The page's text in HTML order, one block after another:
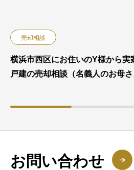
売却相談
横浜市西区にお住いのY様から実
戸建の売却相談（名義人のお母
お問い合わせ